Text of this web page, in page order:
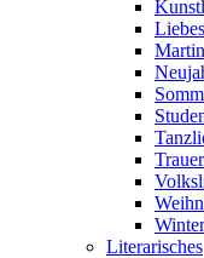
Literarisches